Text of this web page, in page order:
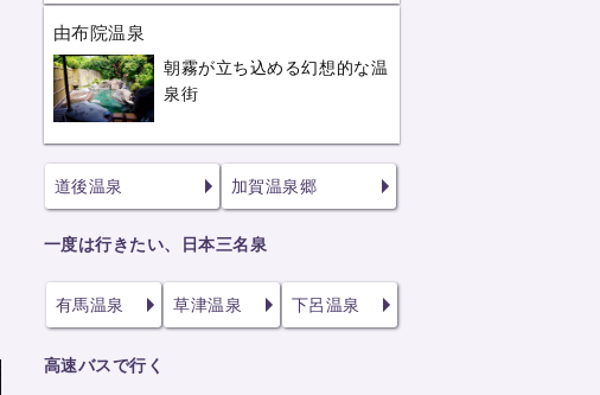
由布院温泉
朝霧が立ち込める幻想的な温
泉街
道後温泉 加賀温泉郷
一度は行きたい、日本三名泉
有馬温泉 草津温泉 下呂温泉
高速バスで行く